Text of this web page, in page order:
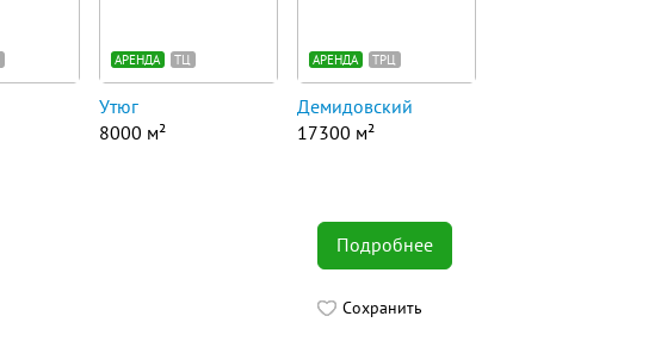
АРЕНДА ТЦ
Утюг
8000 м²
АРЕНДА ТРЦ
Демидовский
17300 м²
Подробнее
Сохранить